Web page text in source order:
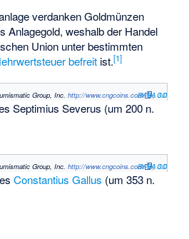
verdanken Goldmünzen
Anlagegold, weshalb der Handel
Union unter bestimmten
befreit ist.[1]
Group, Inc. http://www.cngcoins.com ,
CC BY-SA 3.0
Septimius Severus (um 200 n.
Group, Inc. http://www.cngcoins.com ,
CC BY-SA 3.0
Constantius Gallus (um 353 n.